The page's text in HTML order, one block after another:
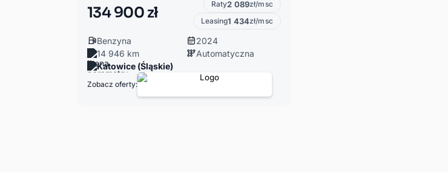
134 900 zł Raty2 089zł/msc
Leasing1 434zł/msc
Benzyna
2024
14 946 km
Automatyczna
Katowice (Śląskie)
Zobacz oferty: